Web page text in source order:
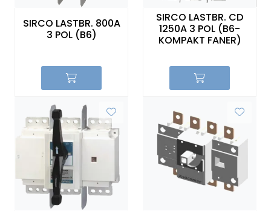
SIRCO LASTBR. 800A
3 POL (B6)
SIRCO LASTBR. CD
1250A 3 POL (B6-
KOMPAKT FANER)